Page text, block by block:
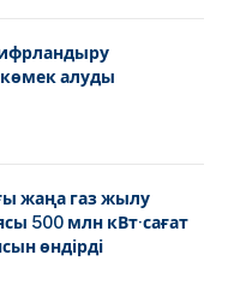
алуды
жаңа газ жылу
500 млн кВт·сағат
өндірді